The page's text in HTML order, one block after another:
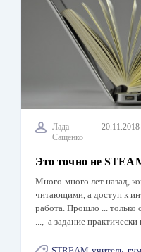
Лада
Сащенко
20.11.2018
Это точно не
Много-много лет назад,
читающими, а доступ к
работа. Прошло ... только
..., а задание